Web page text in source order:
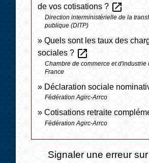
de vos cotisations ? open_in_new
Direction interministérielle de la
publique (DITP)
Quels sont les taux des
sociales ? open_in_new
Chambre de commerce et d'industrie
France
Déclaration sociale
Fédération Agirc-Arrco
Cotisations retraite
Fédération Agirc-Arrco
Signaler une erreur